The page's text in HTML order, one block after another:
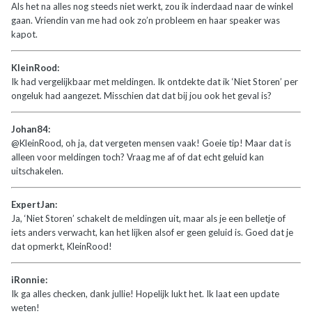
Als het na alles nog steeds niet werkt, zou ik inderdaad naar de winkel
gaan. Vriendin van me had ook zo’n probleem en haar speaker was
kapot.
KleinRood:
Ik had vergelijkbaar met meldingen. Ik ontdekte dat ik ‘Niet Storen’ per
ongeluk had aangezet. Misschien dat dat bij jou ook het geval is?
Johan84:
@KleinRood, oh ja, dat vergeten mensen vaak! Goeie tip! Maar dat is
alleen voor meldingen toch? Vraag me af of dat echt geluid kan
uitschakelen.
ExpertJan:
Ja, ‘Niet Storen’ schakelt de meldingen uit, maar als je een belletje of
iets anders verwacht, kan het lijken alsof er geen geluid is. Goed dat je
dat opmerkt, KleinRood!
iRonnie:
Ik ga alles checken, dank jullie! Hopelijk lukt het. Ik laat een update
weten!